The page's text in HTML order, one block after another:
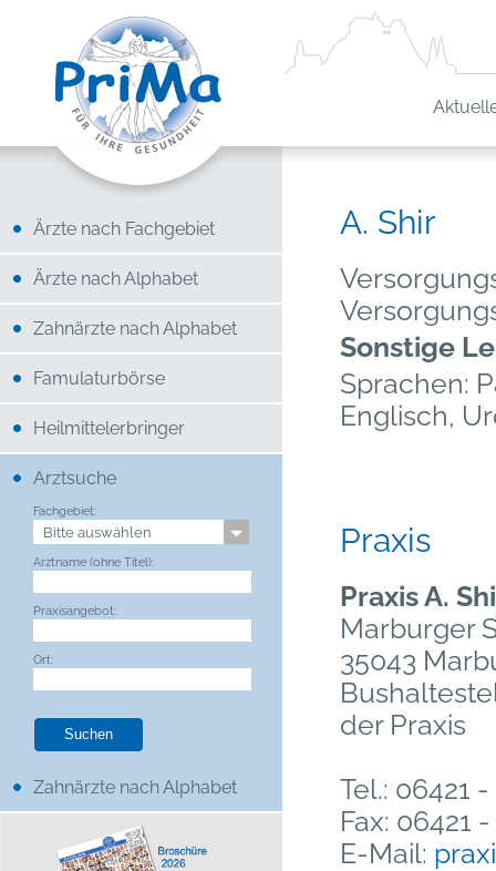
Ärzte nach Fachgebiet
Ärzte nach Alphabet
Zahnärzte nach Alphabet
Famulaturbörse
Heilmittelerbringer
Arztsuche
Fachgebiet:
Arztname (ohne Titel):
Praxisangebot:
Ort:
Zahnärzte nach Alphabet
A. Shir
Sonstige
Sprachen:
Englisch,
Praxis
Praxis A.
Marburger
35043
der Praxis
Tel.: 06421
Fax: 06421
E-Mail: